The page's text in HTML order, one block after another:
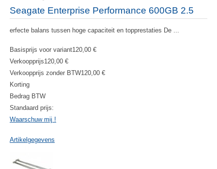
Seagate Enterprise Performance 600GB 2.5
erfecte balans tussen hoge capaciteit en topprestaties De ...
Basisprijs voor variant120,00 €
Verkoopprijs120,00 €
Verkoopprijs zonder BTW120,00 €
Korting
Bedrag BTW
Standaard prijs:
Waarschuw mij !
Artikelgegevens